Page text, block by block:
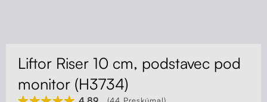
Stojany na monitor - Riser
Liftor Riser 10 cm, podstavec pod
monitor (H3734)